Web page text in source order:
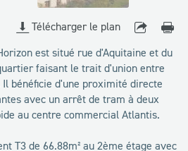
Télécharger le plan
est situé rue d'Aquitaine et du
faisant le trait d'union entre
bénéficie d'une proximité directe
avec un arrêt de tram à deux
au centre commercial Atlantis.
T3 de 66.88m² au 2ème étage avec